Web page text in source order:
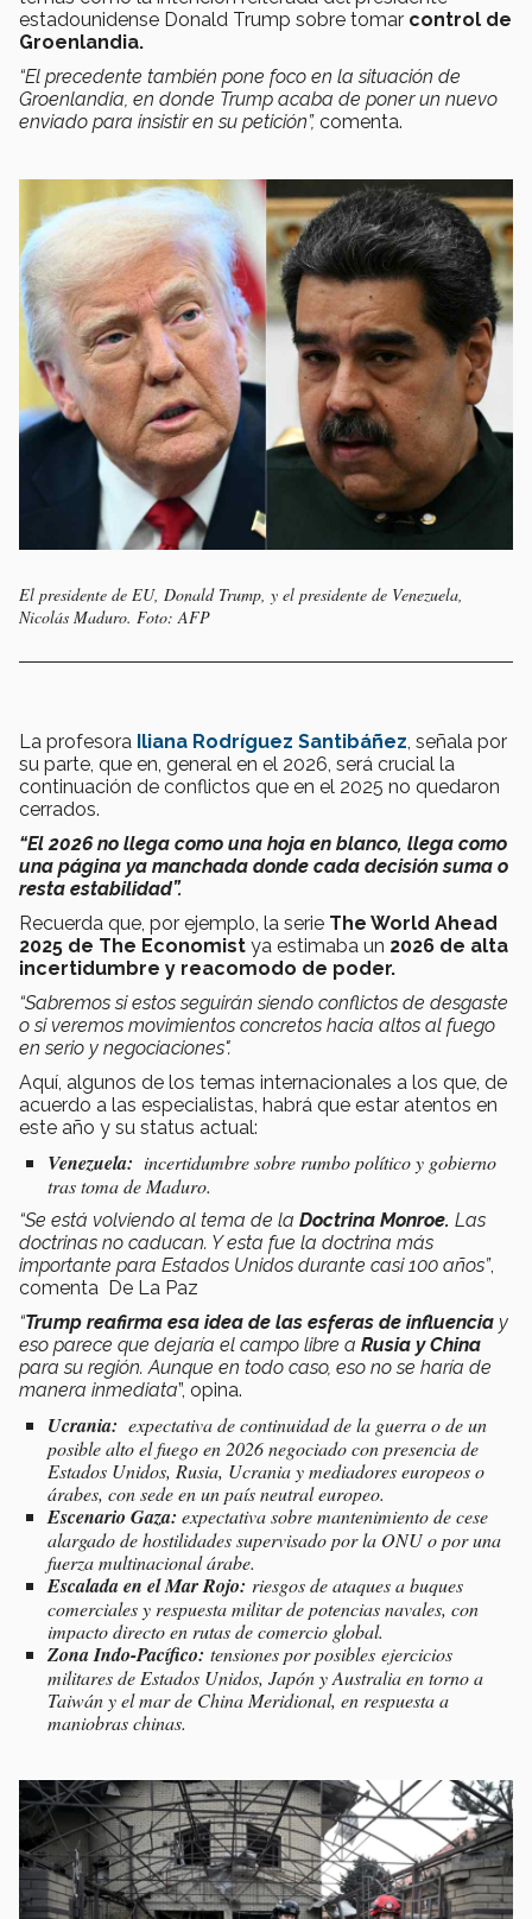
estadounidense Donald Trump sobre tomar control de
Groenlandia.
“El precedente también pone foco en la situación de
Groenlandia, en donde Trump acaba de poner un nuevo
enviado para insistir en su petición”, comenta.
El presidente de EU, Donald Trump, y el presidente de Venezuela,
Nicolás Maduro. Foto: AFP
La profesora Iliana Rodríguez Santibáñez , señala por
su parte, que en, general en el 2026, será crucial la
continuación de conflictos que en el 2025 no quedaron
cerrados.
“El 2026 no llega como una hoja en blanco, llega como
una página ya manchada donde cada decisión suma o
resta estabilidad”.
Recuerda que, por ejemplo, la serie The World Ahead
2025 de The Economist ya estimaba un 2026 de alta
incertidumbre y reacomodo de poder.​
“Sabremos si estos seguirán siendo conflictos de desgaste
o si veremos movimientos concretos hacia altos al fuego
en serio y negociaciones".
Aquí, algunos de los temas internacionales a los que, de
acuerdo a las especialistas, habrá que estar atentos en
este año y su status actual:
Venezuela: incertidumbre sobre rumbo político y gobierno
tras toma de Maduro.
“Se está volviendo al tema de la Doctrina Monroe. Las
doctrinas no caducan. Y esta fue la doctrina más
importante para Estados Unidos durante casi 100 años”,
comenta De La Paz
“Trump reafirma esa idea de las esferas de influencia y
eso parece que dejaría el campo libre a Rusia y China
para su región. Aunque en todo caso, eso no se haría de
manera inmediata”, opina.
Ucrania: expectativa de continuidad de la guerra o de un
posible alto el fuego en 2026 negociado con presencia de
Estados Unidos, Rusia, Ucrania y mediadores europeos o
árabes, con sede en un país neutral europeo.
Escenario Gaza: expectativa sobre mantenimiento de cese
alargado de hostilidades supervisado por la ONU o por una
fuerza multinacional árabe.
Escalada en el Mar Rojo: riesgos de ataques a buques
comerciales y respuesta militar de potencias navales, con
impacto directo en rutas de comercio global.
Zona Indo-Pacífico: tensiones por posibles ejercicios
militares de Estados Unidos, Japón y Australia en torno a
Taiwán y el mar de China Meridional, en respuesta a
maniobras chinas.